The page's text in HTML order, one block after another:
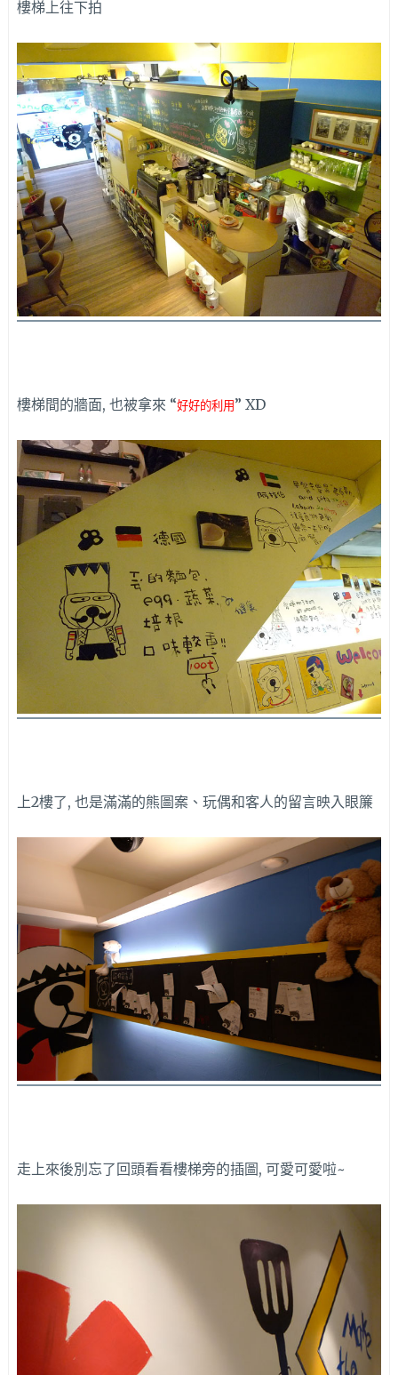
樓梯上往下拍
樓梯間的牆面, 也被拿來 “好好的利用” XD
上2樓了, 也是滿滿的熊圖案、玩偶和客人的留言映入眼簾
走上來後別忘了回頭看看樓梯旁的插圖, 可愛可愛啦~